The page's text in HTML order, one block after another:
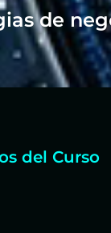
de
del Curso